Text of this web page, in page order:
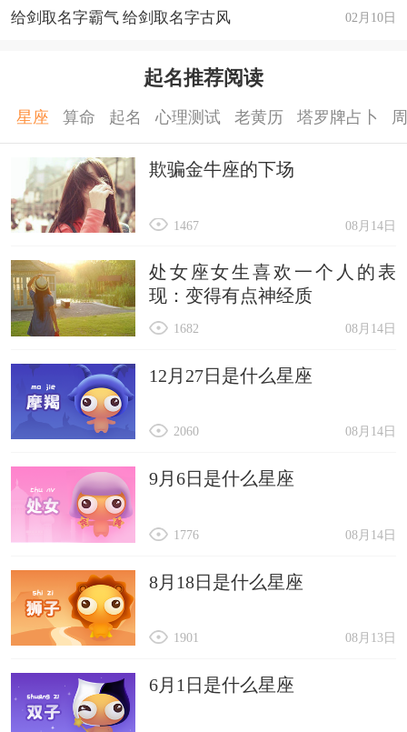
02月10日
给剑取名字霸气 给剑取名字古风
起名推荐阅读
星座 算命 起名 心理测试 老黄历 塔罗牌占卜
欺骗金牛座的下场
08月14日
1467
处女座女生喜欢一个人的表
现：变得有点神经质
08月14日
1682
12月27日是什么星座
08月14日
2060
9月6日是什么星座
08月14日
1776
8月18日是什么星座
08月13日
1901
6月1日是什么星座